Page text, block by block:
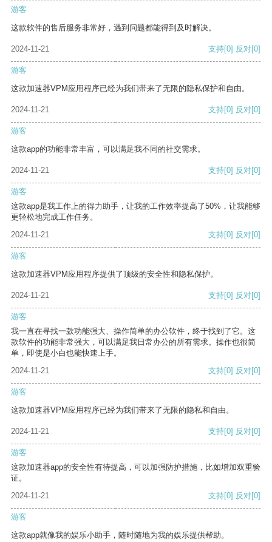
游客
这款软件的售后服务非常好，遇到问题都能得到及时解决。
2024-11-21 支持[0] 反对[0]
游客
这款加速器VPM应用程序已经为我们带来了无限的隐私保护和自由。
2024-11-21 支持[0] 反对[0]
游客
这款app的功能非常丰富，可以满足我不同的社交需求。
2024-11-21 支持[0] 反对[0]
游客
这款app是我工作上的得力助手，让我的工作效率提高了50%，让我能够
更轻松地完成工作任务。
2024-11-21
支持[0] 反对[0]
游客
这款加速器VPM应用程序提供了顶级的安全性和隐私保护。
2024-11-21 支持[0] 反对[0]
游客
我一直在寻找一款功能强大、操作简单的办公软件，终于找到了它。这
款软件的功能非常强大，可以满足我日常办公的所有需求。操作也很简
单，即使是小白也能快速上手。
2024-11-21
支持[0] 反对[0]
游客
这款加速器VPM应用程序已经为我们带来了无限的隐私和自由。
2024-11-21 支持[0] 反对[0]
游客
这款加速器app的安全性有待提高，可以加强防护措施，比如增加双重验
证。
2024-11-21
支持[0] 反对[0]
游客
这款app就像我的娱乐小助手，随时随地为我的娱乐提供帮助。